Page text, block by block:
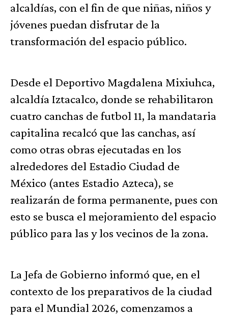
alcaldías, con el fin de que niñas, niños y
jóvenes puedan disfrutar de la
transformación del espacio público.
Desde el Deportivo Magdalena Mixiuhca,
alcaldía Iztacalco, donde se rehabilitaron
cuatro canchas de futbol 11, la mandataria
capitalina recalcó que las canchas, así
como otras obras ejecutadas en los
alrededores del Estadio Ciudad de
México (antes Estadio Azteca), se
realizarán de forma permanente, pues con
esto se busca el mejoramiento del espacio
público para las y los vecinos de la zona.
La Jefa de Gobierno informó que, en el
contexto de los preparativos de la ciudad
para el Mundial 2026, comenzamos a